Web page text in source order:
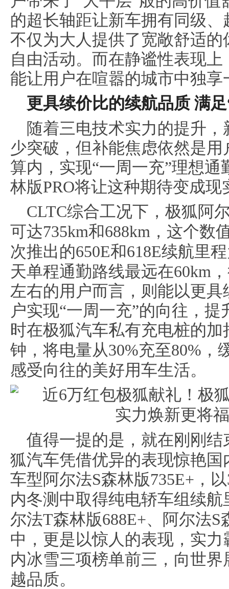
的超长轴距让新车拥有同级
不仅为大人提供了宽敞舒适
自由活动。而在静谧性表现
能让用户在喧嚣的城市中独享
更具续价比的续航品质 满
随着三电技术实力的提升
少突破，但补能焦虑依然是
算内，实现“一周一充”理想
林版PRO将让这种期待变成现
CLTC综合工况下，极狐阿
可达735km和688km，这个数
次推出的650E和618E续航里程
天单程通勤路线最远在60km
左右的用户而言，则能以更
户实现“一周一充”的向往，
时在极狐汽车私有充电桩的加
钟，将电量从30%充至80% ，
感受向往的美好用车生活。
值得一提的是，就在刚刚
狐汽车凭借优异的表现惊艳
车型阿尔法S森林版735E+ ，
内冬测中取得纯电轿车组续航
尔法T森林版688E+、 阿尔法S
中，更是以惊人的表现，实力
内冰雪三项榜单前三 ，向世
越品质。